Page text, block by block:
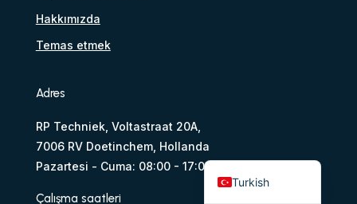
Hakkımızda
Temas etmek
Adres
RP Techniek, Voltastraat 20A,
7006 RV Doetinchem, Hollanda
Pazartesi - Cuma: 08:00 - 17:00 arası açık
Çalışma saatleri
Turkish